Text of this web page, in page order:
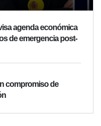
agenda económica
de emergencia post-
compromiso de